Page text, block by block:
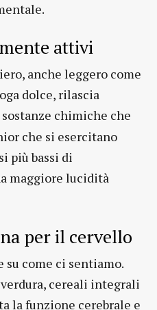
attivi
anche leggero come
dolce, rilascia
chimiche che
che si esercitano
più bassi di
maggiore lucidità
per il cervello
su come ci sentiamo.
cereali integrali
la funzione cerebrale e